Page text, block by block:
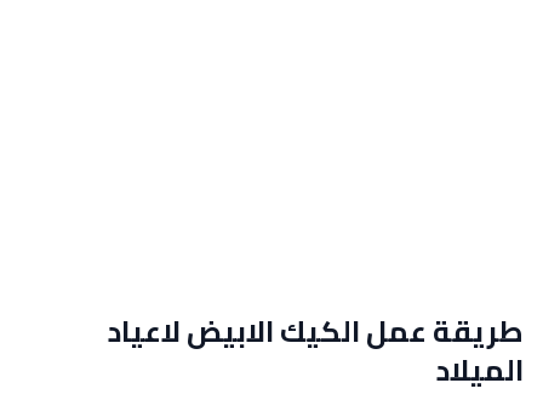
طريقة عمل الكيك الابيض لاعياد
الميلاد